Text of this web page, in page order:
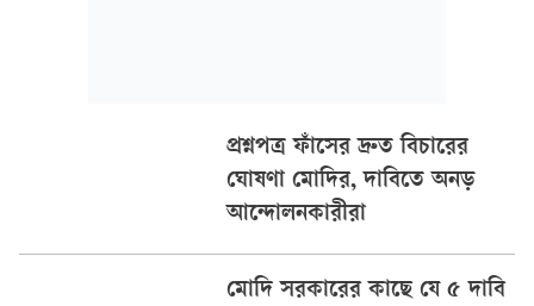
প্রশ্নপত্র ফাঁসের দ্রুত বিচারের
ঘোষণা মোদির, দাবিতে অনড়
আন্দোলনকারীরা
মোদি সরকারের কাছে যে ৫ দাবি